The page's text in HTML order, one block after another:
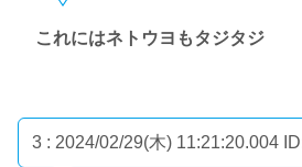
これにはネトウヨもタジタジ
3 : 2024/02/29(木) 11:21:20.004